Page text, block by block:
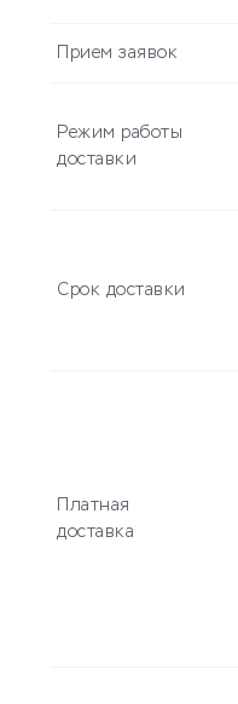
Прием заявок
Режим работы
доставки
Срок доставки
Платная
доставка